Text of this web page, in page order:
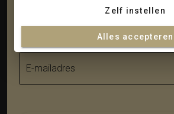
E-mailadres
Zelf instellen
Alles accepteren